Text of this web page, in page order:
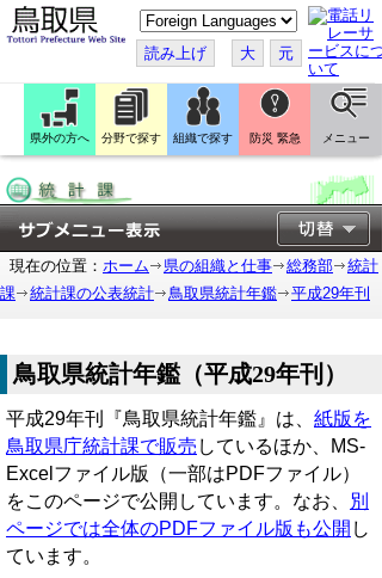
こ
の
ペ
ー
ジ
翻
訳
す
読み上げ 大 元
県外の方へ 分野で探す 組織で探す 防災 緊急 メニュー
現在の位置： ホーム 県の組織と仕事 総務部
統計
課
統計課の公表統計 鳥取県統計年鑑 平成29年刊
鳥取県統計年鑑（平成29年刊）
平成29年刊『鳥取県統計年鑑』は、 紙版を
鳥取県庁統計課で販売 しているほか、MS-
Excelファイル版（一部はPDFファイル）
をこのページで公開しています。なお、
別
ページでは全体のPDFファイル版も公開 し
ています。